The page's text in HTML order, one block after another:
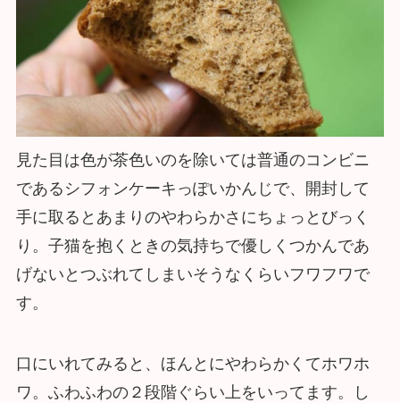
見た目は色が茶色いのを除いては普通のコンビニ
であるシフォンケーキっぽいかんじで、開封して
手に取るとあまりのやわらかさにちょっとびっく
り。子猫を抱くときの気持ちで優しくつかんであ
げないとつぶれてしまいそうなくらいフワフワで
す。
口にいれてみると、ほんとにやわらかくてホワホ
ワ。ふわふわの２段階ぐらい上をいってます。し